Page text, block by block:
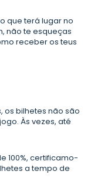
que terá lugar no
não te esqueças
receber os teus
os bilhetes não são
Às vezes, até
100%, certificamo-
a tempo de